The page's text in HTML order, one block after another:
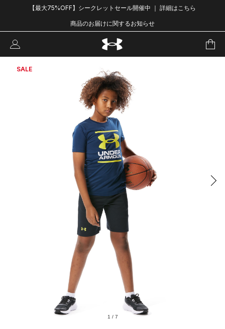
【最大75%OFF】シークレットセール開催中 ｜ 詳細はこちら
商品のお届けに関するお知らせ
SALE
1 / 7